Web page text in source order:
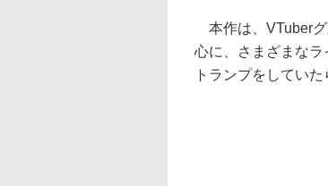
本作は、VTuberグ
心に、さまざまな
トランプをしてい